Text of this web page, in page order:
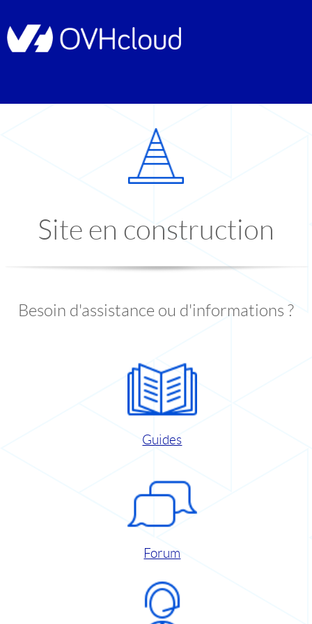
Site en construction
Besoin d'assistance ou d'informations ?
Guides
Forum